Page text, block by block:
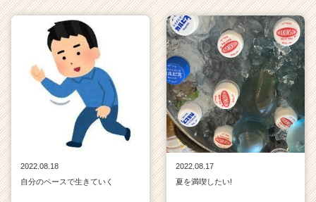
2022.08.18
自分のペースで生きていく
2022.08.17
夏を満喫したい!